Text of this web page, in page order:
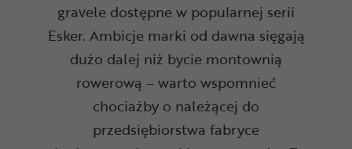
gravele dostępne w popularnej serii
Esker. Ambicje marki od dawna sięgają
dużo dalej niż bycie montownią
rowerową – warto wspomnieć
chociażby o należącej do
przedsiębiorstwa fabryce